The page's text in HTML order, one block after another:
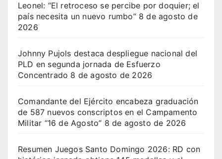
Leonel: “El retroceso se percibe por doquier; el
país necesita un nuevo rumbo” 8 de agosto de
2026
Johnny Pujols destaca despliegue nacional del
PLD en segunda jornada de Esfuerzo
Concentrado 8 de agosto de 2026
Comandante del Ejército encabeza graduación
de 587 nuevos conscriptos en el Campamento
Militar “16 de Agosto” 8 de agosto de 2026
Resumen Juegos Santo Domingo 2026: RD con